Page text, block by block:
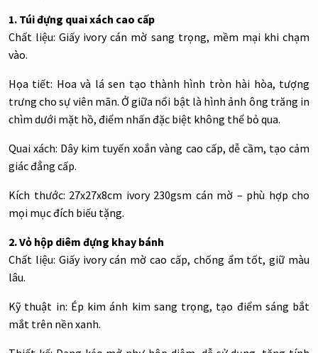
1. Túi đựng quai xách cao cấp
Chất liệu: Giấy ivory cán mờ sang trọng, mềm mại khi chạm
vào.
Họa tiết: Hoa và lá sen tạo thành hình tròn hài hòa, tượng
trưng cho sự viên mãn. Ở giữa nổi bật là hình ảnh ông trăng in
chìm dưới mặt hồ, điểm nhấn đặc biệt không thể bỏ qua.
Quai xách: Dây kim tuyến xoắn vàng cao cấp, dễ cầm, tạo cảm
giác đẳng cấp.
Kích thước: 27x27x8cm ivory 230gsm cán mờ – phù hợp cho
mọi mục đích biếu tặng.
2. Vỏ hộp diêm đựng khay bánh
Chất liệu: Giấy ivory cán mờ cao cấp, chống ẩm tốt, giữ màu
lâu.
Kỹ thuật in: Ép kim ánh kim sang trọng, tạo điểm sáng bắt
mắt trên nền xanh.